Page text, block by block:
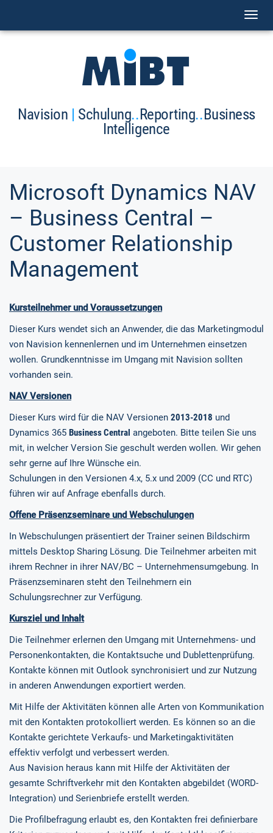
Navision | Schulung..Reporting..Business
Intelligence
Microsoft Dynamics NAV
– Business Central –
Customer Relationship
Management
Kursteilnehmer und Voraussetzungen
Dieser Kurs wendet sich an Anwender, die das Marketingmodul
von Navision kennenlernen und im Unternehmen einsetzen
wollen. Grundkenntnisse im Umgang mit Navision sollten
vorhanden sein.
NAV Versionen
Dieser Kurs wird für die NAV Versionen 2013-2018 und
Dynamics 365 Business Central angeboten. Bitte teilen Sie uns
mit, in welcher Version Sie geschult werden wollen. Wir gehen
sehr gerne auf Ihre Wünsche ein.
Schulungen in den Versionen 4.x, 5.x und 2009 (CC und RTC)
führen wir auf Anfrage ebenfalls durch.
Offene Präsenzseminare und Webschulungen
In Webschulungen präsentiert der Trainer seinen Bildschirm
mittels Desktop Sharing Lösung. Die Teilnehmer arbeiten mit
ihrem Rechner in ihrer NAV/BC – Unternehmensumgebung. In
Präsenzseminaren steht den Teilnehmern ein
Schulungsrechner zur Verfügung.
Kursziel und Inhalt
Die Teilnehmer erlernen den Umgang mit Unternehmens- und
Personenkontakten, die Kontaktsuche und Dublettenprüfung.
Kontakte können mit Outlook synchronisiert und zur Nutzung
in anderen Anwendungen exportiert werden.
Mit Hilfe der Aktivitäten können alle Arten von Kommunikation
mit den Kontakten protokolliert werden. Es können so an die
Kontakte gerichtete Verkaufs- und Marketingaktivitäten
effektiv verfolgt und verbessert werden.
Aus Navision heraus kann mit Hilfe der Aktivitäten der
gesamte Schriftverkehr mit den Kontakten abgebildet (WORD-
Integration) und Serienbriefe erstellt werden.
Die Profilbefragung erlaubt es, den Kontakten frei definierbare